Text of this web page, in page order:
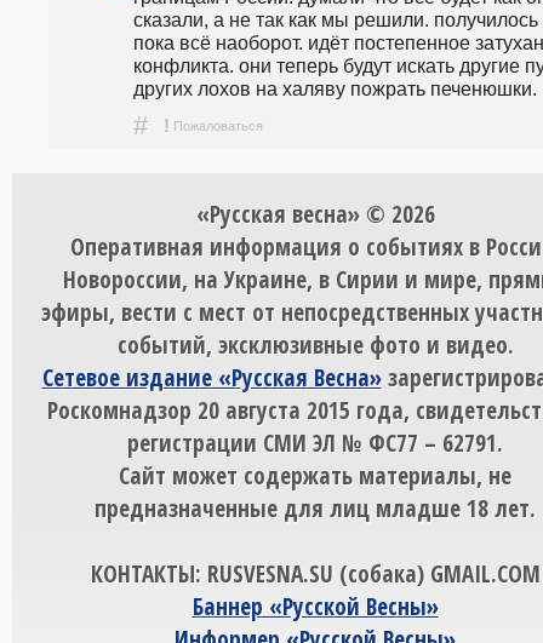
сказали, а не так как мы решили. получилось
пока всё наоборот. идёт постепенное
конфликта. они теперь будут искать другие
других лохов на халяву пожрать печенюшки.
# ! Пожаловаться
«Русская весна» © 2026
Оперативная информация о событиях в
Новороссии, на Украине, в Сирии и мире,
эфиры, вести с мест от непосредственных
событий, эксклюзивные фото и видео.
Сетевое издание «Русская Весна»
Роскомнадзор 20 августа 2015 года,
регистрации СМИ ЭЛ № ФС77 – 62791.
Сайт может содержать материалы, не
предназначенные для лиц младше 18 лет.
КОНТАКТЫ: RUSVESNA.SU (собака) GMAIL.COM
Баннер «Русской Весны»